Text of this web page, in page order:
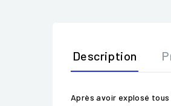
Description
Après avoir explosé